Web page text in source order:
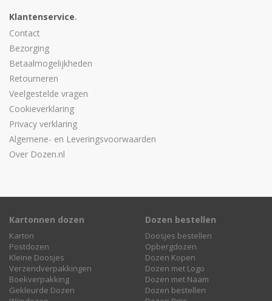
Klantenservice.
Contact
Bezorging
Betaalmogelijkheden
Retourneren
Veelgestelde vragen
Cookieverklaring
Privacy verklaring
Algemene- en Leveringsvoorwaarden
Over Dozen.nl
Kartonnen dozen
Karton
Postdozen
Kleine Doosjes
Verzendverpakkingen
Boekverpakking
Gekleurde Dozen
Dozen bestellen
Doosjes bestellen
Opbergdozen
Dozen Kopen
Dozen met Logo
Dozen met Naam
Dozen bestellen